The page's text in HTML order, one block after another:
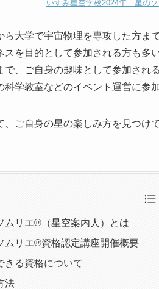
いすみ星空学校2024年 星の
ら大学で宇宙物理を専攻した方ま
を目的として参加される方も多い
で、ご自身の趣味として参加され
科学教室などのイベント運営に参
ご自身の星の楽しみ方を見つけ
ムリエ®（星空案内人）とは
ムリエ®資格認定講座開催概要
きる資格について
法